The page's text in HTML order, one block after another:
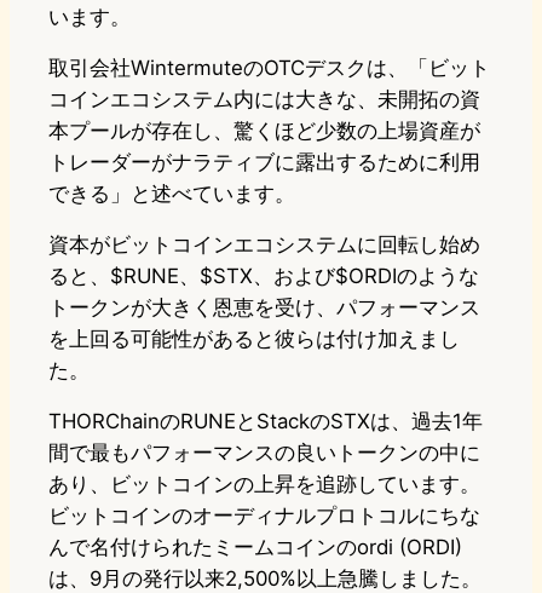
います。
取引会社WintermuteのOTCデスクは、「ビット
コインエコシステム内には大きな、未開拓の資
本プールが存在し、驚くほど少数の上場資産が
トレーダーがナラティブに露出するために利用
できる」と述べています。
資本がビットコインエコシステムに回転し始め
ると、$RUNE、$STX、および$ORDIのような
トークンが大きく恩恵を受け、パフォーマンス
を上回る可能性があると彼らは付け加えまし
た。
THORChainのRUNEとStackのSTXは、過去1年
間で最もパフォーマンスの良いトークンの中に
あり、ビットコインの上昇を追跡しています。
ビットコインのオーディナルプロトコルにちな
んで名付けられたミームコインのordi (ORDI)
は、9月の発行以来2,500%以上急騰しました。